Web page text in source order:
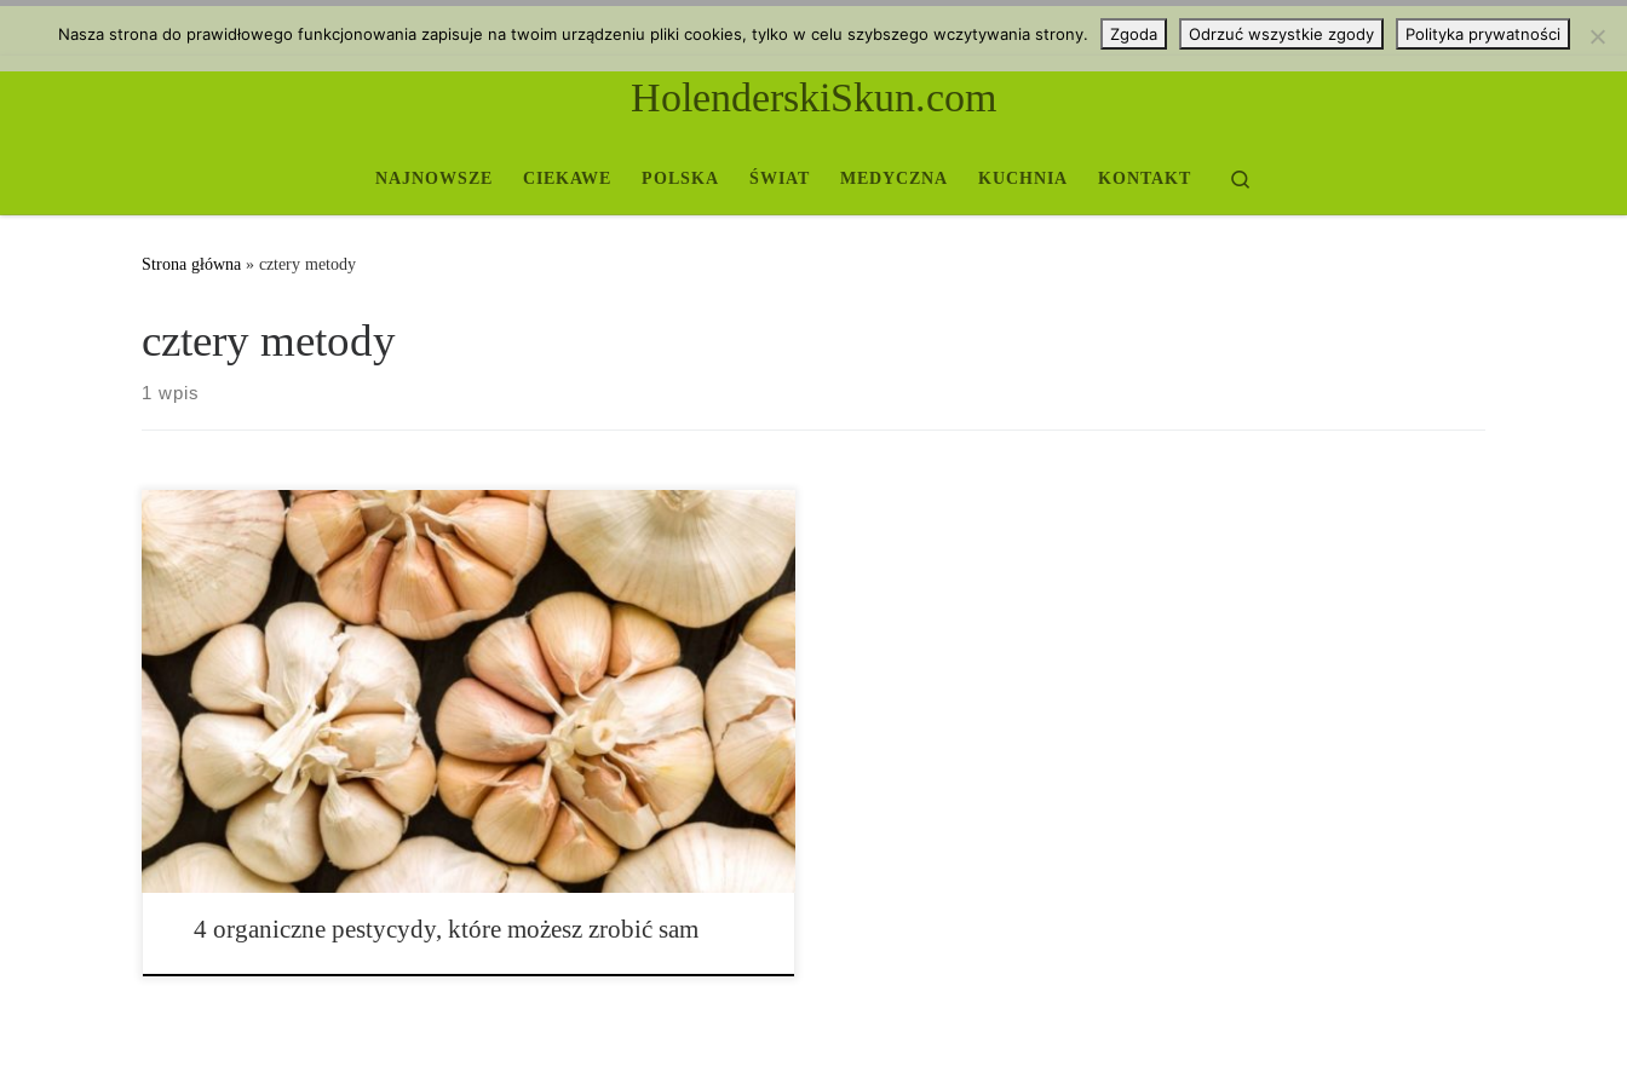
Przejdź do treści
HolenderskiSkun.com
NAJNOWSZE CIEKAWE POLSKA ŚWIAT MEDYCZNA KUCHNIA KONTAKT
Strona główna » cztery metody
cztery metody
1 wpis
4 organiczne pestycydy, które możesz zrobić sam w domu. Zrównoważony, organiczny
ogród to zdrowy ogród. Nie wszystkie robaki są złe; a w rzeczywistości istnieje wiele
dobrych owadów, które chcesz mieć w swoim ogrodzie, i które żerując w nim pomogą
ci utrzymać szkodliwe szkodniki w ryzach. Toksyczne pestycydy powodują brak
równowagi w ogrodzie, ponieważ nie rozróżniają one pożytecznych owadów od tych
[…]
4 organiczne pestycydy, które możesz zrobić sam
Nasza strona do prawidłowego funkcjonowania zapisuje na twoim urządzeniu pliki cookies, tylko w celu szybszego wczytywania strony. Zgoda Odrzuć wszystkie zgody Polityka prywatności